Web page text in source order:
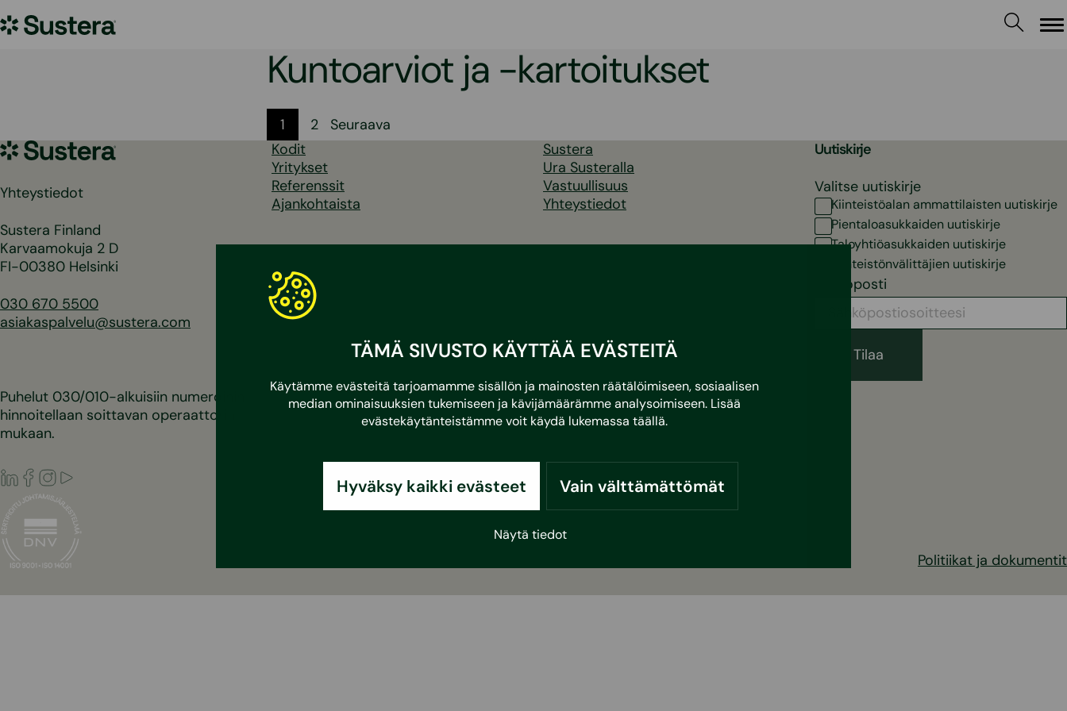
TÄMÄ SIVUSTO KÄYTTÄÄ EVÄSTEITÄ
Käytämme evästeitä tarjoamamme sisällön ja mainosten räätälöimiseen, sosiaalisen
median ominaisuuksien tukemiseen ja kävijämäärämme analysoimiseen. Lisää
evästekäytänteistämme voit käydä lukemassa täällä.
Hyväksy kaikki evästeet Vain välttämättömät
Näytä tiedot
sisältöön
Sustera
Kuntoarviot ja -kartoitukset
Artikkelien
sivutus
1 2
Seuraava
Sustera
Yhteystiedot
Sustera Finland
Karvaamokuja 2 D
FI-00380 Helsinki
030 670 5500
asiakaspalvelu@sustera.com
Puhelut 030/010-alkuisiin numeroihin
hinnoitellaan soittavan operaattorin
mukaan.
LinkedIn
Facebook
Instagram
Kodit
Yritykset
Referenssit
Ajankohtaista
Sustera
Ura Susteralla
Vastuullisuus
Yhteystiedot
Uutiskirje
Valitse uutiskirje
Kiinteistöalan ammattilaisten uutiskirje
Pientaloasukkaiden uutiskirje
Taloyhtiöasukkaiden uutiskirje
Kiinteistönvälittäjien uutiskirje
Sähköposti
Politiikat ja dokumentit